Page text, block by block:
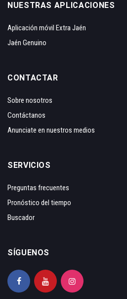
NUESTRAS APLICACIONES
Aplicación móvil Extra Jaén
Jaén Genuino
CONTACTAR
Sobre nosotros
Contáctanos
Anunciate en nuestros medios
SERVICIOS
Preguntas frecuentes
Pronóstico del tiempo
Buscador
SÍGUENOS